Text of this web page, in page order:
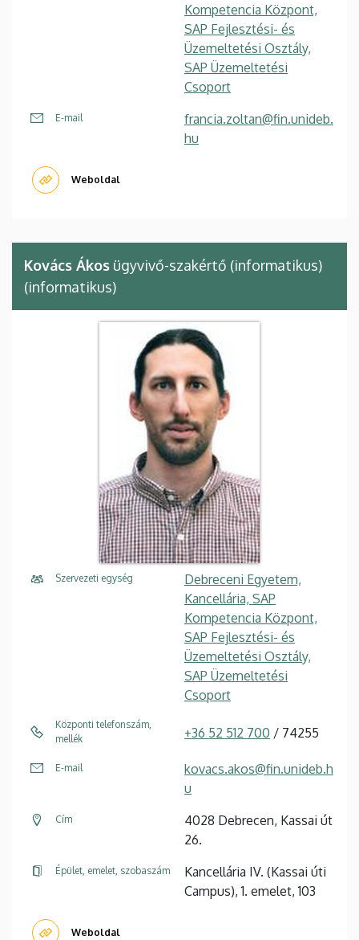
Kompetencia Központ,
SAP Fejlesztési- és
Üzemeltetési Osztály,
SAP Üzemeltetési
Csoport
E-mail
francia.zoltan@fin.unideb.
hu
Weboldal
Kovács Ákos ügyvivő-szakértő (informatikus)
(informatikus)
Szervezeti egység
Debreceni Egyetem,
Kancellária, SAP
Kompetencia Központ,
SAP Fejlesztési- és
Üzemeltetési Osztály,
SAP Üzemeltetési
Csoport
Központi telefonszám,
mellék
+36 52 512 700 / 74255
E-mail
kovacs.akos@fin.unideb.h
u
Cím
4028 Debrecen, Kassai út
26.
Épület, emelet, szobaszám
Kancellária IV. (Kassai úti
Campus), 1. emelet, 103
Weboldal